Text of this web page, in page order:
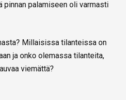
pinnan palamiseen oli varmasti
Millaisissa tilanteissa on
ja onko olemassa tilanteita,
viemättä?